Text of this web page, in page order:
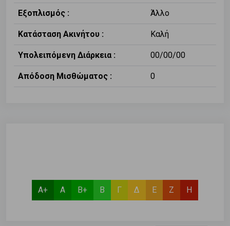
Εξοπλισμός : Άλλο
Κατάσταση Ακινήτου : Καλή
Υπολειπόμενη Διάρκεια : 00/00/00
Απόδοση Μισθώματος : 0
Α+ Α Β+ Β Γ Δ Ε Ζ Η